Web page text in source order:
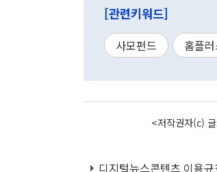
[관련키워드]
사모펀드 홈플
<저작권자(c)
디지털뉴스콘텐츠 이용규